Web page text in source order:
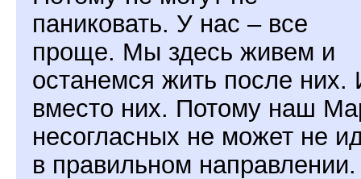
паниковать. У нас – все
проще. Мы здесь живем и
останемся жить после них.
вместо них. Потому наш
несогласных не может не
в правильном направлении.